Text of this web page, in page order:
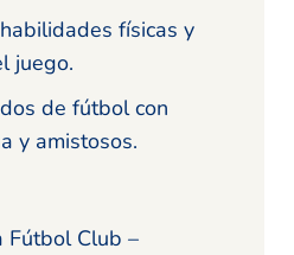
físicas y
juego.
de fútbol con
y amistosos.
Fútbol Club –